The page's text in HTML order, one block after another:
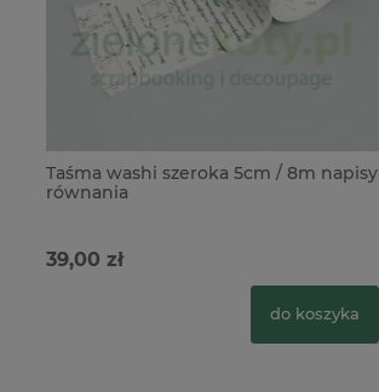
Taśma washi szeroka 5cm / 8m napisy
równania
39,00 zł
do koszyka